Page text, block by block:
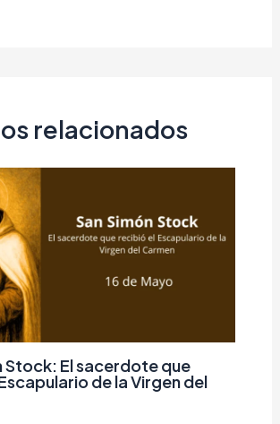
relacionados
Stock: El sacerdote que
de la Virgen del